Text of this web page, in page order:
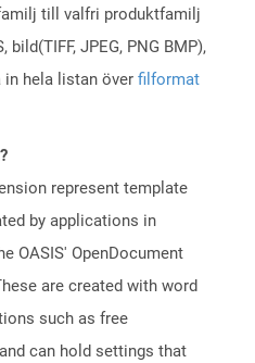
till valfri produktfamilj
bild(TIFF, JPEG, PNG BMP),
in hela listan över filformat
represent template
by applications in
OASIS' OpenDocument
are created with word
such as free
can hold settings that